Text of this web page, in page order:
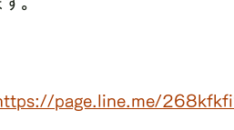
page.line.me/